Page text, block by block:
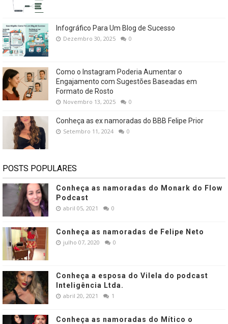
Infográfico Para Um Blog de Sucesso
Dezembro 30, 2025 0
Como o Instagram Poderia Aumentar o
Engajamento com Sugestões Baseadas em
Formato de Rosto
Novembro 13, 2025 0
Conheça as ex namoradas do BBB Felipe Prior
Setembro 11, 2024 0
POSTS POPULARES
Conheça as namoradas do Monark do Flow
Podcast
abril 05, 2021 0
Conheça as namoradas de Felipe Neto
julho 07, 2020 0
Conheça a esposa do Vilela do podcast
Inteligência Ltda.
abril 20, 2021 1
Conheça as namoradas do Mítico o